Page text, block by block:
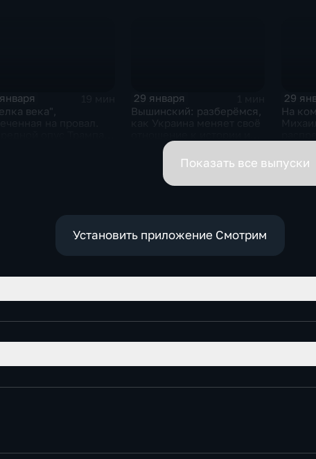
века",
29 января
Вышинский: разберёмся,
почему
29
На
Показать все выпуски
Установить приложение Смотрим